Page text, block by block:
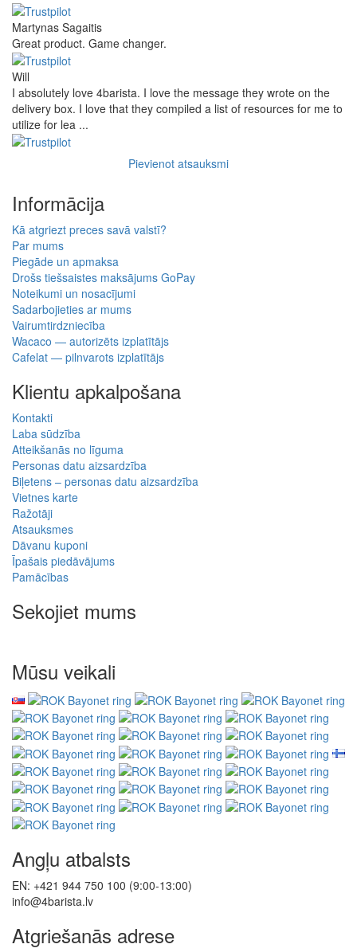
Martynas Sagaitis
Great product. Game changer.
Will
I absolutely love 4barista. I love the message they wrote on the
delivery box. I love that they compiled a list of resources for me to
utilize for lea ...
Pievienot atsauksmi
Informācija
Kā atgriezt preces savā valstī?
Par mums
Piegāde un apmaksa
Drošs tiešsaistes maksājums GoPay
Noteikumi un nosacījumi
Sadarbojieties ar mums
Vairumtirdzniecība
Wacaco — autorizēts izplatītājs
Cafelat — pilnvarots izplatītājs
Klientu apkalpošana
Kontakti
Laba sūdzība
Atteikšanās no līguma
Personas datu aizsardzība
Biļetens – personas datu aizsardzība
Vietnes karte
Ražotāji
Atsauksmes
Dāvanu kuponi
Īpašais piedāvājums
Pamācības
Sekojiet mums
Mūsu veikali
Angļu atbalsts
EN: +421 944 750 100 (9:00-13:00)
info@4barista.lv
Atgriešanās adrese